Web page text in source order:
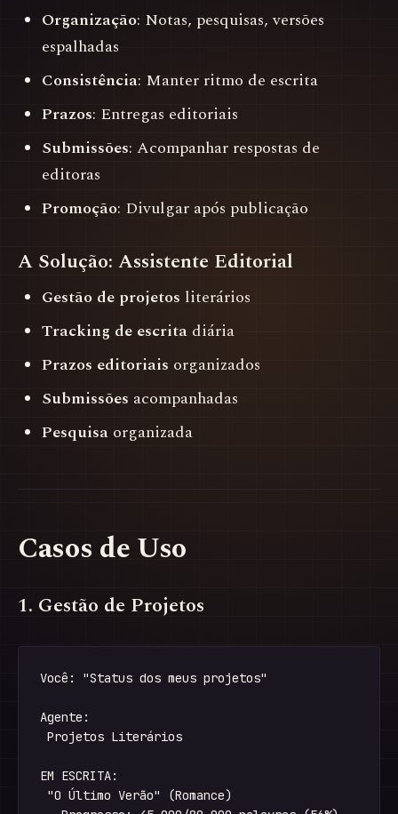
Organização: Notas, pesquisas, versões
espalhadas
Consistência: Manter ritmo de escrita
Prazos: Entregas editoriais
Submissões: Acompanhar respostas de
editoras
Promoção: Divulgar após publicação
A Solução: Assistente Editorial
Gestão de projetos literários
Tracking de escrita diária
Prazos editoriais organizados
Submissões acompanhadas
Pesquisa organizada
Casos de Uso
1. Gestão de Projetos
Você: "Status dos meus projetos"
Agente:
Projetos Literários
EM ESCRITA:
"O Último Verão" (Romance)